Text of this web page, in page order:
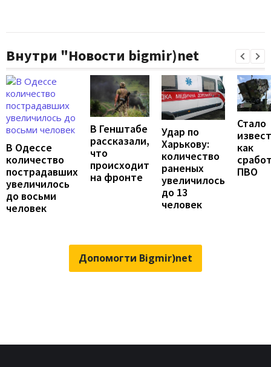
Внутри "Новости bigmir)net
В Одессе
количество
пострадавших
увеличилось
до восьми
человек
В Генштабе
рассказали,
что
происходит
на фронте
Удар по
Харькову:
количество
раненых
увеличилось
до 13
человек
Стало
как
ПВО
Допомогти Bigmir)net